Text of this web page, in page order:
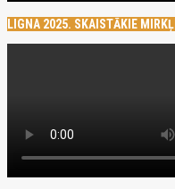
LIGNA 2025. SKAISTĀKIE